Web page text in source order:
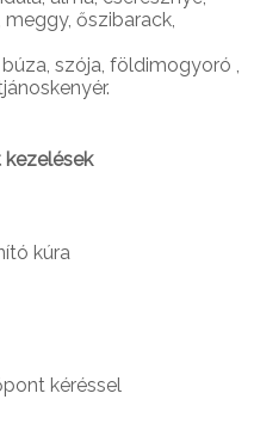
őszibarack,
szója, földimogyoró ,
kúra
kéréssel